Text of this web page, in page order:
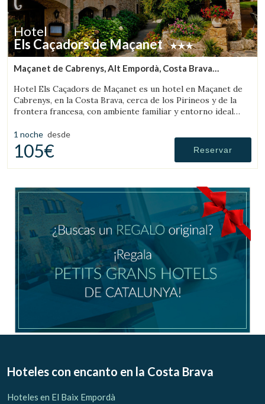
Hotel
Els Caçadors de Maçanet
Maçanet de Cabrenys, Alt Empordà, Costa Brava
Hotel Els Caçadors de Maçanet es un hotel en Maçanet de
Cabrenys, en la Costa Brava, cerca de los Pirineos y de la
frontera francesa, con ambiente familiar y entorno ideal
1 noche desde
105€ Reservar
Hoteles con encanto en la Costa Brava
Hoteles en El Baix Empordà